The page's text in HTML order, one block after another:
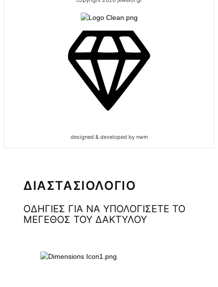
designed & developed by nwm
ΔΙΑΣΤΑΣΙΟΛΟΓΙΟ
ΟΔΗΓΙΕΣ ΓΙΑ ΝΑ ΥΠΟΛΟΓΙΣΕΤΕ ΤΟ
ΜΕΓΕΘΟΣ ΤΟΥ ΔΑΚΤΥΛΟΥ